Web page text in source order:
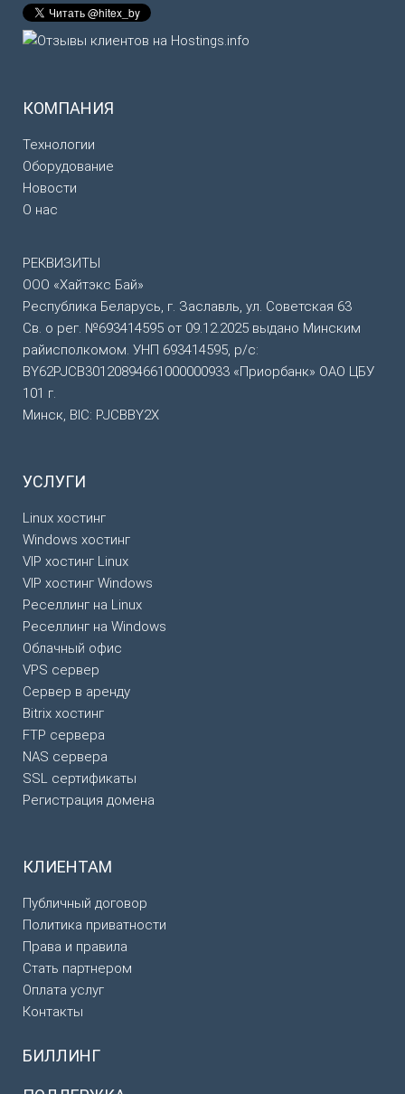
КОМПАНИЯ
Технологии
Оборудование
Новости
О нас
РЕКВИЗИТЫ
ООО «Хайтэкс Бай»
Республика Беларусь, г. Заславль, ул. Советская 63
Св. о рег. №693414595 от 09.12.2025 выдано Минским
райисполкомом. УНП 693414595, р/с:
BY62PJCB30120894661000000933 «Приорбанк» ОАО ЦБУ
101 г.
Минск, BIC: PJCBBY2X
УСЛУГИ
Linux хостинг
Windows хостинг
VIP хостинг Linux
VIP хостинг Windows
Реселлинг на Linux
Реселлинг на Windows
Облачный офис
VPS сервер
Сервер в аренду
Bitrix хостинг
FTP сервера
NAS сервера
SSL сертификаты
Регистрация домена
КЛИЕНТАМ
Публичный договор
Политика приватности
Права и правила
Стать партнером
Оплата услуг
Контакты
БИЛЛИНГ